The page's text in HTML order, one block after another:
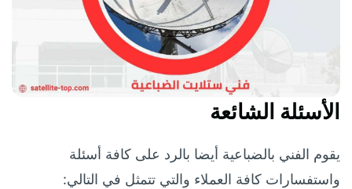
الأسئلة الشائعة
يقوم الفني بالضباعية أيضا بالرد على كافة أسئلة
واستفسارات كافة العملاء والتي تتمثل في التالي: